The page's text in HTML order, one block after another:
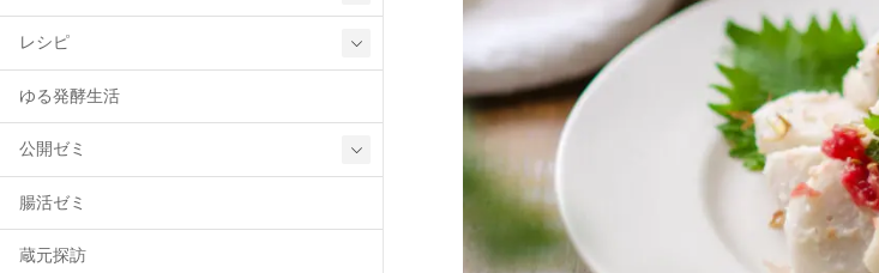
レシピ
ゆる発酵生活
公開ゼミ
腸活ゼミ
蔵元探訪